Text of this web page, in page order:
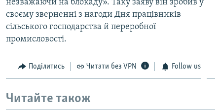
незважаючи на блокаду». Таку заяву він зробив у
своєму зверненні з нагоди Дня працівників
сільського господарства й переробної
промисловості.
Поділитись Читати без VPN Follow us
Читайте також